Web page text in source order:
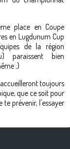
place en Coupe
en Lugdunum Cup
de la région
paraissent bien
;)
toujours
que ce soit pour
prévenir, l'essayer